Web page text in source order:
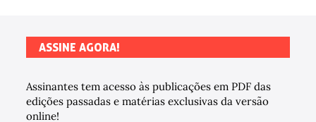
ASSINE AGORA!
Assinantes tem acesso às publicações em PDF das
edições passadas e matérias exclusivas da versão
online!